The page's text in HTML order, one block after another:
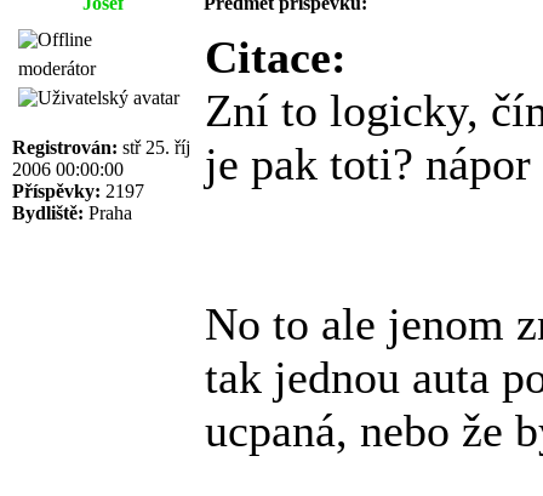
moderátor
Registrován: stř 25. říj
2006 00:00:00
Příspěvky: 2197
Bydliště: Praha
Citace:
Zní to logicky,
je pak toti?
No to ale jenom
tak jednou auta
ucpaná, nebo že